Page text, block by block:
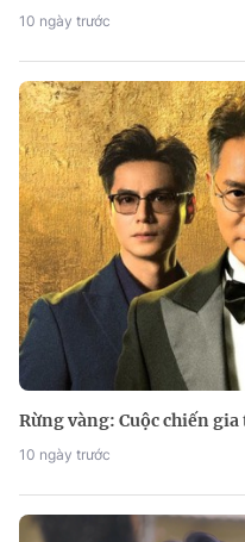
10 ngày trước
Rừng vàng: Cuộc chiến
10 ngày trước